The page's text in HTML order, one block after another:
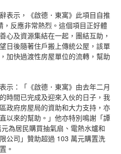
表示，《啟德．東寓》此項目自推
反應非常熱烈。這個項目正好體
心及資源集結在一起，團結互助，
日後隨著住戶搬上傳統公屋，該單
加快過渡性房屋單位的流轉，幫助
示：「《啟德．東寓》由去年二月
時間已完成及迎來入伙的日子，我
政府房屋局的資助和大力支持，亦
以來的幫助。」他亦特別鳴謝「譚
為居民購買抽氣扇、電熱水爐和
公司」贊助超過 103 萬元購置洗
。